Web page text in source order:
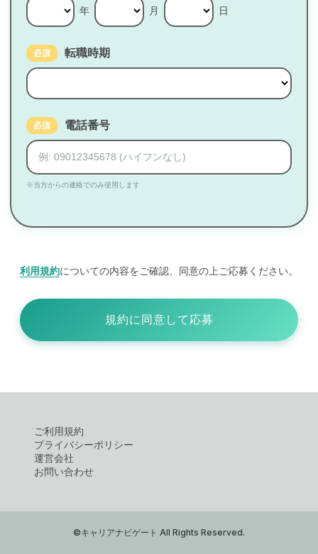
年 月 日
必須 転職時期
必須 電話番号
※当方からの連絡でのみ使用します
利用規約についての内容をご確認、同意の上ご応募ください。
規約に同意して応募
ご利用規約
プライバシーポリシー
運営会社
お問い合わせ
©キャリアナビゲート All Rights Reserved.